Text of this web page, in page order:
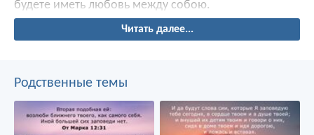
будете иметь любовь между собою.
Читать далее...
Родственные темы